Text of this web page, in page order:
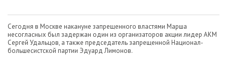
Сегодня в Москве накануне запрещенного властями Марша
несогласных был задержан один из организаторов акции лидер АКМ
Сергей Удальцов, а также председатель запрещенной Национал-
большесистской партии Эдуард Лимонов.